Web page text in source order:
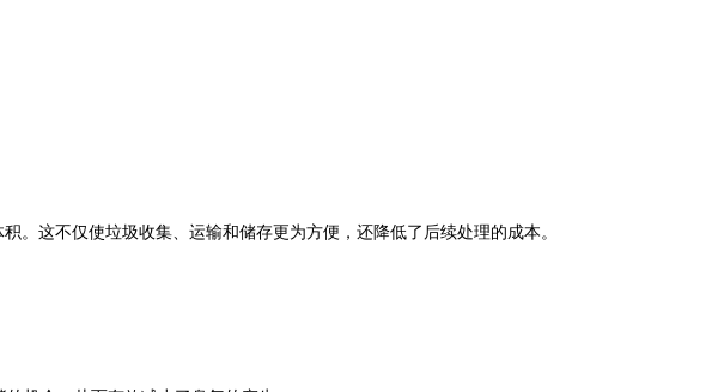
这不仅使垃圾收集、运输和储存更为方便，还降低了后续处理的成本。